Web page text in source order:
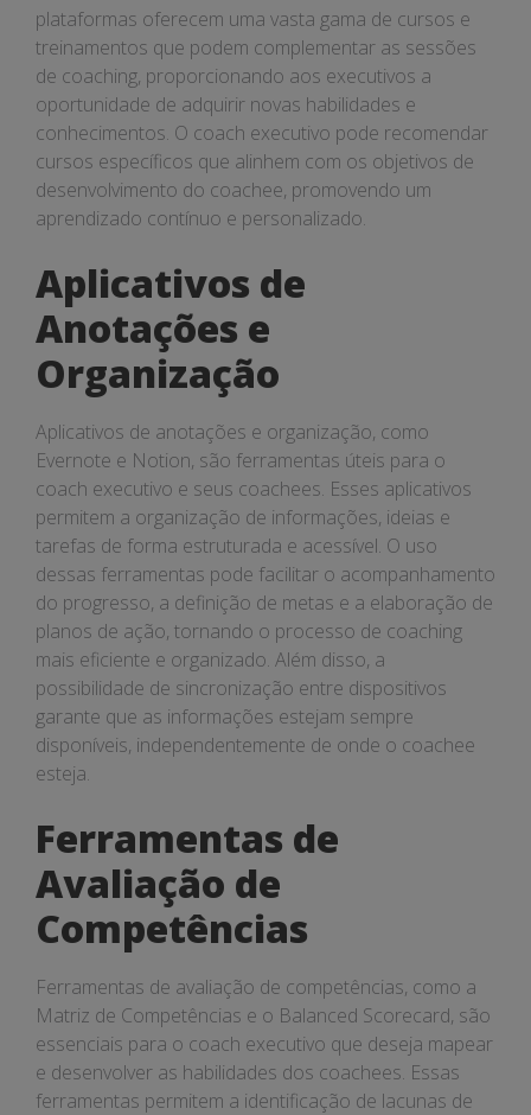
plataformas oferecem uma vasta gama de cursos e
treinamentos que podem complementar as sessões
de coaching, proporcionando aos executivos a
oportunidade de adquirir novas habilidades e
conhecimentos. O coach executivo pode recomendar
cursos específicos que alinhem com os objetivos de
desenvolvimento do coachee, promovendo um
aprendizado contínuo e personalizado.
Aplicativos de
Anotações e
Organização
Aplicativos de anotações e organização, como
Evernote e Notion, são ferramentas úteis para o
coach executivo e seus coachees. Esses aplicativos
permitem a organização de informações, ideias e
tarefas de forma estruturada e acessível. O uso
dessas ferramentas pode facilitar o acompanhamento
do progresso, a definição de metas e a elaboração de
planos de ação, tornando o processo de coaching
mais eficiente e organizado. Além disso, a
possibilidade de sincronização entre dispositivos
garante que as informações estejam sempre
disponíveis, independentemente de onde o coachee
esteja.
Ferramentas de
Avaliação de
Competências
Ferramentas de avaliação de competências, como a
Matriz de Competências e o Balanced Scorecard, são
essenciais para o coach executivo que deseja mapear
e desenvolver as habilidades dos coachees. Essas
ferramentas permitem a identificação de lacunas de